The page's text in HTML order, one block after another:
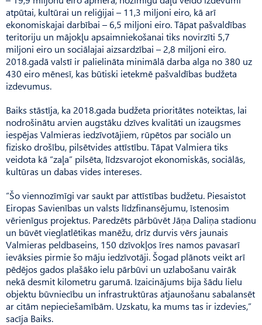
atpūtai, kultūrai un reliģijai – 11,3 miljoni eiro, kā arī
ekonomiskajai darbībai – 6,5 miljoni eiro. Tāpat pašvaldības
teritoriju un mājokļu apsaimniekošanai tiks novirzīti 5,7
miljoni eiro un sociālajai aizsardzībai – 2,8 miljoni eiro.
2018.gadā valstī ir palielināta minimālā darba alga no 380 uz
430 eiro mēnesī, kas būtiski ietekmē pašvaldības budžeta
izdevumus.
Baiks stāstīja, ka 2018.gada budžeta prioritātes noteiktas, lai
nodrošinātu arvien augstāku dzīves kvalitāti un izaugsmes
iespējas Valmieras iedzīvotājiem, rūpētos par sociālo un
fizisko drošību, pilsētvides attīstību. Tāpat Valmiera tiks
veidota kā “zaļa” pilsēta, līdzsvarojot ekonomiskās, sociālās,
kultūras un dabas vides intereses.
“Šo viennozīmīgi var saukt par attīstības budžetu. Piesaistot
Eiropas Savienības un valsts līdzfinansējumu, īstenosim
vērienīgus projektus. Paredzēts pārbūvēt Jāņa Daliņa stadionu
un būvēt vieglatlētikas manēžu, drīz durvis vērs jaunais
Valmieras peldbaseins, 150 dzīvokļos īres namos pavasarī
ievāksies pirmie šo māju iedzīvotāji. Šogad plānots veikt arī
pēdējos gados plašāko ielu pārbūvi un uzlabošanu vairāk
nekā desmit kilometru garumā. Izaicinājums bija šādu lielu
objektu būvniecību un infrastruktūras atjaunošanu sabalansēt
ar citām nepieciešamībām. Uzskatu, ka mums tas ir izdevies,”
sacīja Baiks.